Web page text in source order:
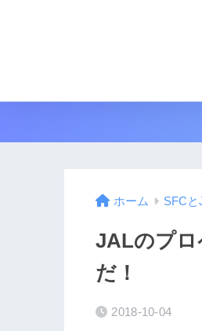
ホーム SFCと
JALのプロ
だ！
2018-10-04